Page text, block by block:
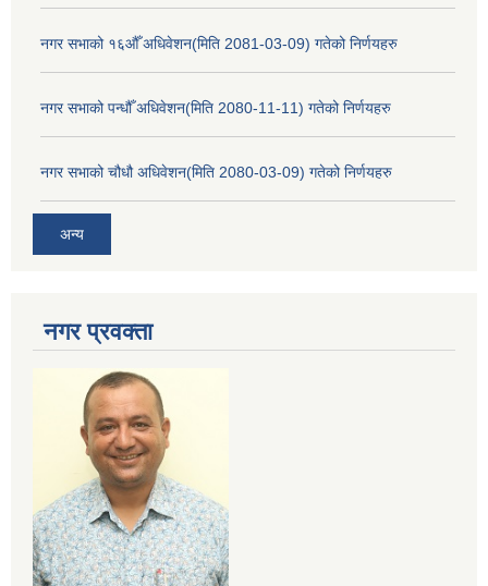
नगर सभाको १६औँ अधिवेशन(मिति 2081-03-09) गतेको निर्णयहरु
नगर सभाको पन्धौँ अधिवेशन(मिति 2080-11-11) गतेको निर्णयहरु
नगर सभाको चौधौ अधिवेशन(मिति 2080-03-09) गतेको निर्णयहरु
अन्य
नगर प्रव‌क्ता